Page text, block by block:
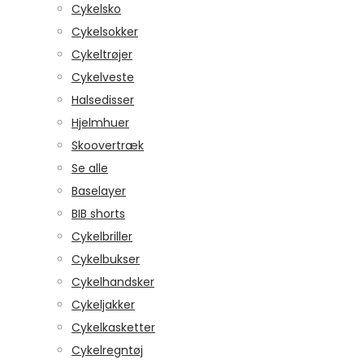
Cykelsko
Cykelsokker
Cykeltrøjer
Cykelveste
Halsedisser
Hjelmhuer
Skoovertræk
Se alle
Baselayer
BIB shorts
Cykelbriller
Cykelbukser
Cykelhandsker
Cykeljakker
Cykelkasketter
Cykelregntøj